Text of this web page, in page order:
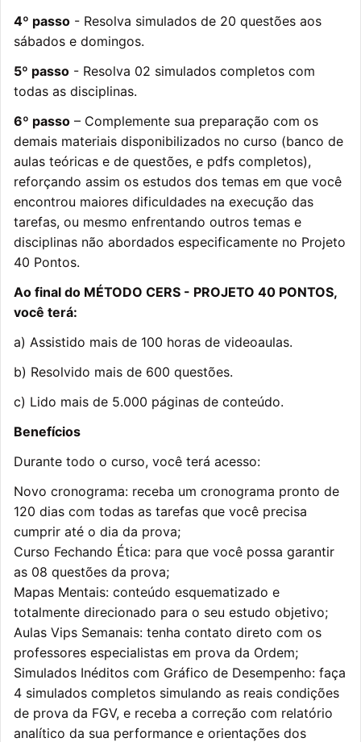
4º passo - Resolva simulados de 20 questões aos
sábados e domingos.
5º passo - Resolva 02 simulados completos com
todas as disciplinas.
6º passo – Complemente sua preparação com os
demais materiais disponibilizados no curso (banco de
aulas teóricas e de questões, e pdfs completos),
reforçando assim os estudos dos temas em que você
encontrou maiores dificuldades na execução das
tarefas, ou mesmo enfrentando outros temas e
disciplinas não abordados especificamente no Projeto
40 Pontos.
Ao final do MÉTODO CERS - PROJETO 40 PONTOS,
você terá:
a) Assistido mais de 100 horas de videoaulas.
b) Resolvido mais de 600 questões.
c) Lido mais de 5.000 páginas de conteúdo.
Benefícios
Durante todo o curso, você terá acesso:
Novo cronograma: receba um cronograma pronto de
120 dias com todas as tarefas que você precisa
cumprir até o dia da prova;
Curso Fechando Ética: para que você possa garantir
as 08 questões da prova;
Mapas Mentais: conteúdo esquematizado e
totalmente direcionado para o seu estudo objetivo;
Aulas Vips Semanais: tenha contato direto com os
professores especialistas em prova da Ordem;
Simulados Inéditos com Gráfico de Desempenho: faça
4 simulados completos simulando as reais condições
de prova da FGV, e receba a correção com relatório
analítico da sua performance e orientações dos